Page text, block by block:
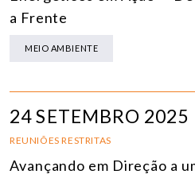
a Frente
MEIO AMBIENTE
24 SETEMBRO 2025
REUNIÕES RESTRITAS
Avançando em Direção a